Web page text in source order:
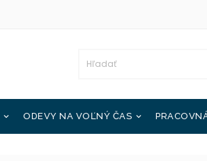
 
ODEVY NA VOĽNÝ ČAS